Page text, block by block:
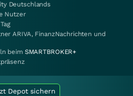
Deutschlands
Nutzer
ARIVA, FinanzNachrichten und
beim SMARTBROKER+
Depot sichern